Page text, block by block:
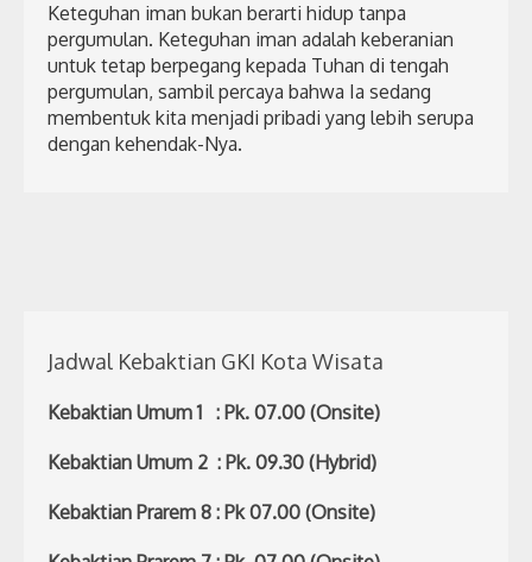
Keteguhan iman bukan berarti hidup tanpa
pergumulan. Keteguhan iman adalah keberanian
untuk tetap berpegang kepada Tuhan di tengah
pergumulan, sambil percaya bahwa Ia sedang
membentuk kita menjadi pribadi yang lebih serupa
dengan kehendak-Nya.
Jadwal Kebaktian GKI Kota Wisata
Kebaktian Umum 1 : Pk. 07.00 (Onsite)
Kebaktian Umum 2 : Pk. 09.30 (Hybrid)
Kebaktian Prarem 8 : Pk 07.00 (Onsite)